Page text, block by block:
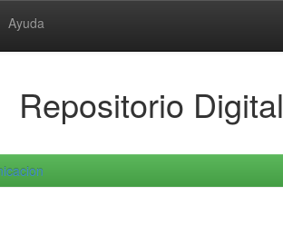
Ayuda
Repositorio Digital